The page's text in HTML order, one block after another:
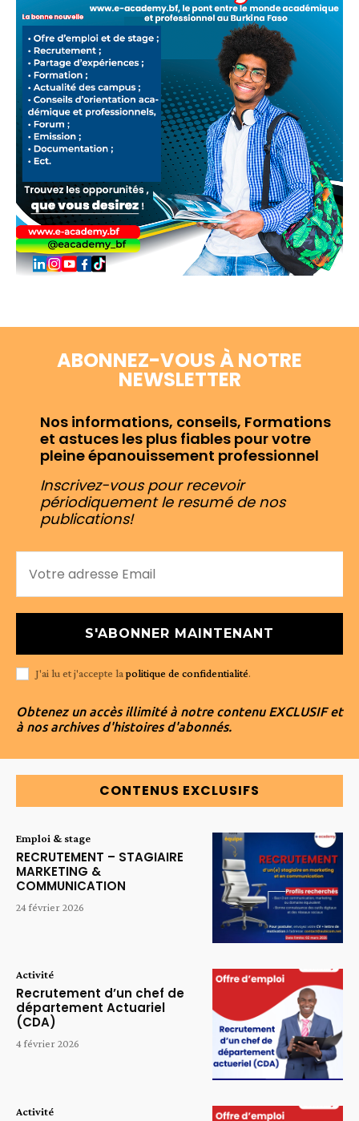
ABONNEZ-VOUS À NOTRE
NEWSLETTER
Nos informations, conseils, Formations
et astuces les plus fiables pour votre
pleine épanouissement professionnel
Inscrivez-vous pour recevoir
périodiquement le resumé de nos
publications!
S'ABONNER MAINTENANT
J'ai lu et j'accepte lapolitique de confidentialité.
Obtenez un accès illimité à notre contenu EXCLUSIF et
à nos archives d'histoires d'abonnés.
CONTENUS EXCLUSIFS
Emploi & stage
RECRUTEMENT – STAGIAIRE
MARKETING &
COMMUNICATION
24 février 2026
Activité
Recrutement d’un chef de
département Actuariel
(CDA)
4 février 2026
Activité